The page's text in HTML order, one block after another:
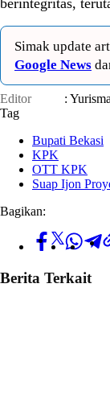
berintegritas,
Simak update
Google News
Editor
:
Tag
Bupati Bekasi
KPK
OTT KPK
Suap Ijon
Bagikan:
Berita Terkait